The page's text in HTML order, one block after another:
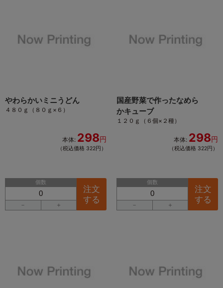
やわらかいミニうどん
４８０ｇ（８０ｇ×６）
本体: 298円
（税込価格 322円）
個数
－ ＋
注文
する
国産野菜で作ったなめら
かキューブ
１２０ｇ（６個×２種）
本体: 298円
（税込価格 322円）
個数
－ ＋
注文
する